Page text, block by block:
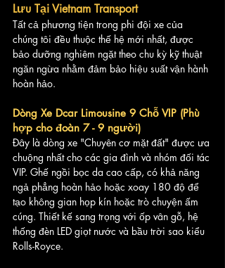
Lưu Tại Vietnam Transport
Tất cả phương tiện trong phi đội xe của
chúng tôi đều thuộc thế hệ mới nhất, được
bảo dưỡng nghiêm ngặt theo chu kỳ kỹ thuật
ngăn ngừa nhằm đảm bảo hiệu suất vận hành
hoàn hảo.
Dòng Xe Dcar Limousine 9 Chỗ VIP (Phù
hợp cho đoàn 7 - 9 người)
Đây là dòng xe "Chuyên cơ mặt đất" được ưa
chuộng nhất cho các gia đình và nhóm đối tác
VIP. Ghế ngồi bọc da cao cấp, có khả năng
ngả phẳng hoàn hảo hoặc xoay 180 độ để
tạo không gian họp kín hoặc trò chuyện ấm
cúng. Thiết kế sang trọng với ốp vân gỗ, hệ
thống đèn LED giọt nước và bầu trời sao kiểu
Rolls-Royce.